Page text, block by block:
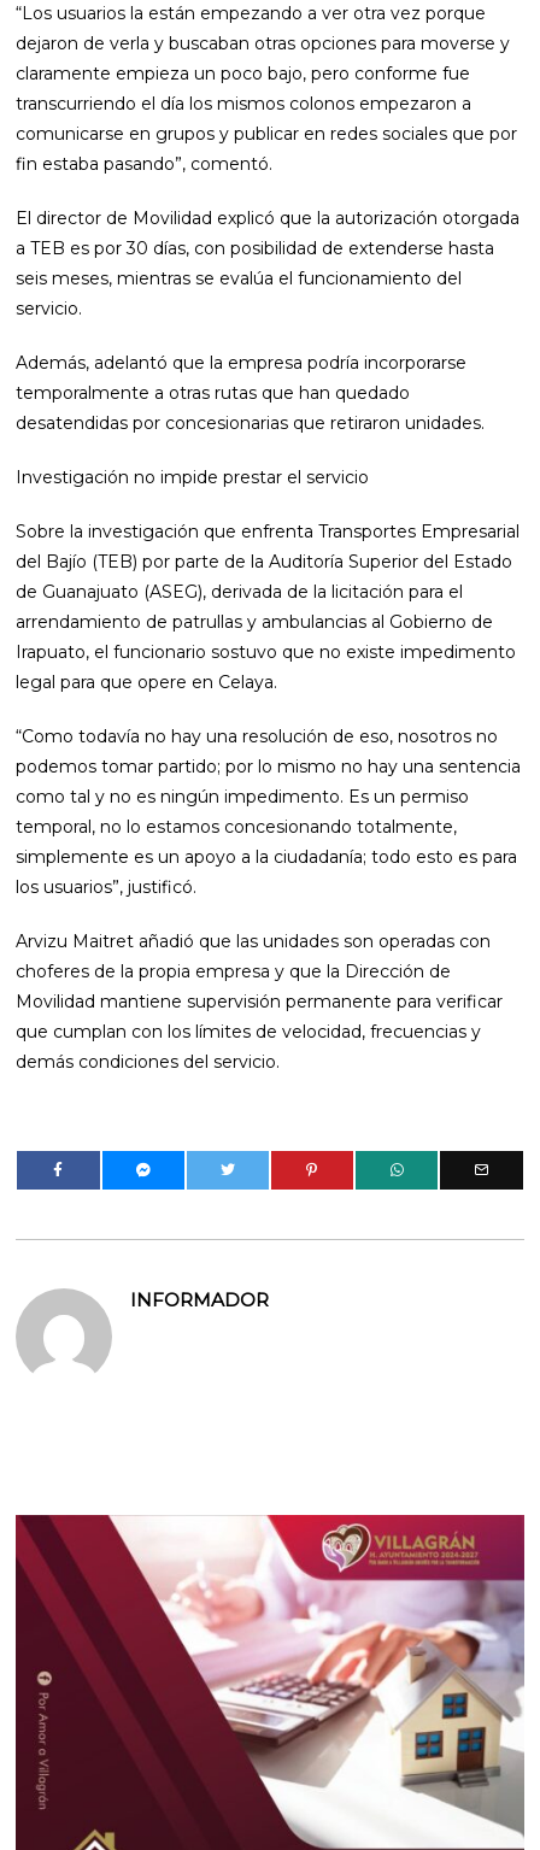
“Los usuarios la están empezando a ver otra vez porque
dejaron de verla y buscaban otras opciones para moverse y
claramente empieza un poco bajo, pero conforme fue
transcurriendo el día los mismos colonos empezaron a
comunicarse en grupos y publicar en redes sociales que por
fin estaba pasando”, comentó.
El director de Movilidad explicó que la autorización otorgada
a TEB es por 30 días, con posibilidad de extenderse hasta
seis meses, mientras se evalúa el funcionamiento del
servicio.
Además, adelantó que la empresa podría incorporarse
temporalmente a otras rutas que han quedado
desatendidas por concesionarias que retiraron unidades.
Investigación no impide prestar el servicio
Sobre la investigación que enfrenta Transportes Empresarial
del Bajío (TEB) por parte de la Auditoría Superior del Estado
de Guanajuato (ASEG), derivada de la licitación para el
arrendamiento de patrullas y ambulancias al Gobierno de
Irapuato, el funcionario sostuvo que no existe impedimento
legal para que opere en Celaya.
“Como todavía no hay una resolución de eso, nosotros no
podemos tomar partido; por lo mismo no hay una sentencia
como tal y no es ningún impedimento. Es un permiso
temporal, no lo estamos concesionando totalmente,
simplemente es un apoyo a la ciudadanía; todo esto es para
los usuarios”, justificó.
Arvizu Maitret añadió que las unidades son operadas con
choferes de la propia empresa y que la Dirección de
Movilidad mantiene supervisión permanente para verificar
que cumplan con los límites de velocidad, frecuencias y
demás condiciones del servicio.
INFORMADOR